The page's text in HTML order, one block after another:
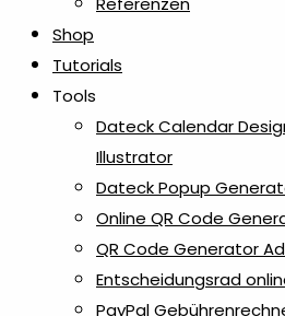
Shop
Tutorials
Tools
Dateck Calendar
Illustrator
Dateck Popup
Online QR Code
QR Code Generator
Entscheidungsrad
PayPal